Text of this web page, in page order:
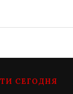
СЕГОДНЯ